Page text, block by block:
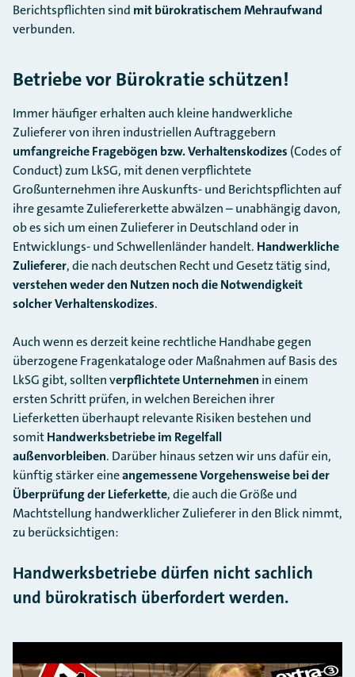
Berichtspflichten sind mit bürokratischem Mehraufwand
verbunden.
Betriebe vor Bürokratie schützen!
Immer häufiger erhalten auch kleine handwerkliche
Zulieferer von ihren industriellen Auftraggebern
umfangreiche Fragebögen bzw. Verhaltenskodizes (Codes of
Conduct) zum LkSG, mit denen verpflichtete
Großunternehmen ihre Auskunfts- und Berichtspflichten auf
ihre gesamte Zuliefererkette abwälzen – unabhängig davon,
ob es sich um einen Zulieferer in Deutschland oder in
Entwicklungs- und Schwellenländer handelt. Handwerkliche
Zulieferer, die nach deutschen Recht und Gesetz tätig sind,
verstehen weder den Nutzen noch die Notwendigkeit
solcher Verhaltenskodizes.
Auch wenn es derzeit keine rechtliche Handhabe gegen
überzogene Fragenkataloge oder Maßnahmen auf Basis des
LkSG gibt, sollten verpflichtete Unternehmen in einem
ersten Schritt prüfen, in welchen Bereichen ihrer
Lieferketten überhaupt relevante Risiken bestehen und
somitHandwerksbetriebe im Regelfall
außenvorbleiben. Darüber hinaus setzen wir uns dafür ein,
künftig stärker eineangemessene Vorgehensweise bei der
Überprüfung der Lieferkette, die auch die Größe und
Machtstellung handwerklicher Zulieferer in den Blick nimmt,
zu berücksichtigen:
Handwerksbetriebe dürfen nicht sachlich
und bürokratisch überfordert werden.